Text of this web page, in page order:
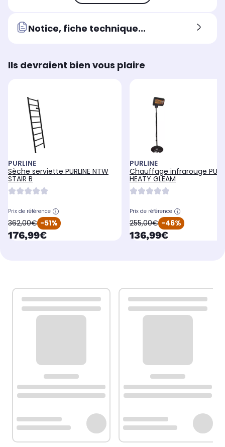
Notice, fiche technique...
Ils devraient bien vous plaire
PURLINE
Sèche serviette PURLINE NTW
STAIR B
Prix de référence
oldPrice
362,00€ -51%
currentPrice
176,99€
PURLINE
Chauffage infrarouge
HEATY GLEAM
Prix de référence
oldPrice
255,00€ -46%
currentPrice
136,99€